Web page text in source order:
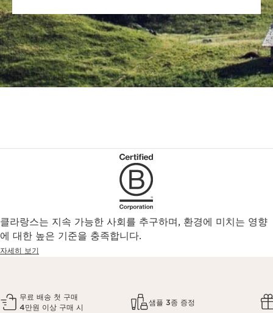
클라랑스는 지속 가능한 사회를 추구하며, 환경에 미치는 영향
에 대한 높은 기준을 충족합니다.
자세히 보기
무료 배송 첫 구매
4만원 이상 구매 시
샘플 3종 증정